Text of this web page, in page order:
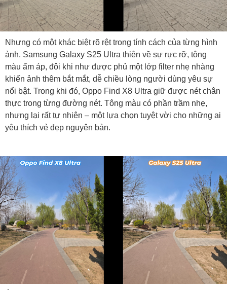
Nhưng có một khác biệt rõ rệt trong tính cách của từng hình
ảnh. Samsung Galaxy S25 Ultra thiên về sự rực rỡ, tông
màu ấm áp, đôi khi như được phủ một lớp filter nhẹ nhàng
khiến ảnh thêm bắt mắt, dễ chiều lòng người dùng yêu sự
nổi bật. Trong khi đó, Oppo Find X8 Ultra giữ được nét chân
thực trong từng đường nét. Tông màu có phần trầm nhẹ,
nhưng lại rất tự nhiên – một lựa chọn tuyệt vời cho những ai
yêu thích vẻ đẹp nguyên bản.